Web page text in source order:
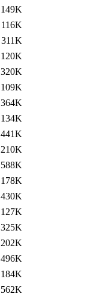
149K
116K
311K
120K
320K
109K
364K
134K
441K
210K
588K
178K
430K
127K
325K
202K
496K
184K
562K